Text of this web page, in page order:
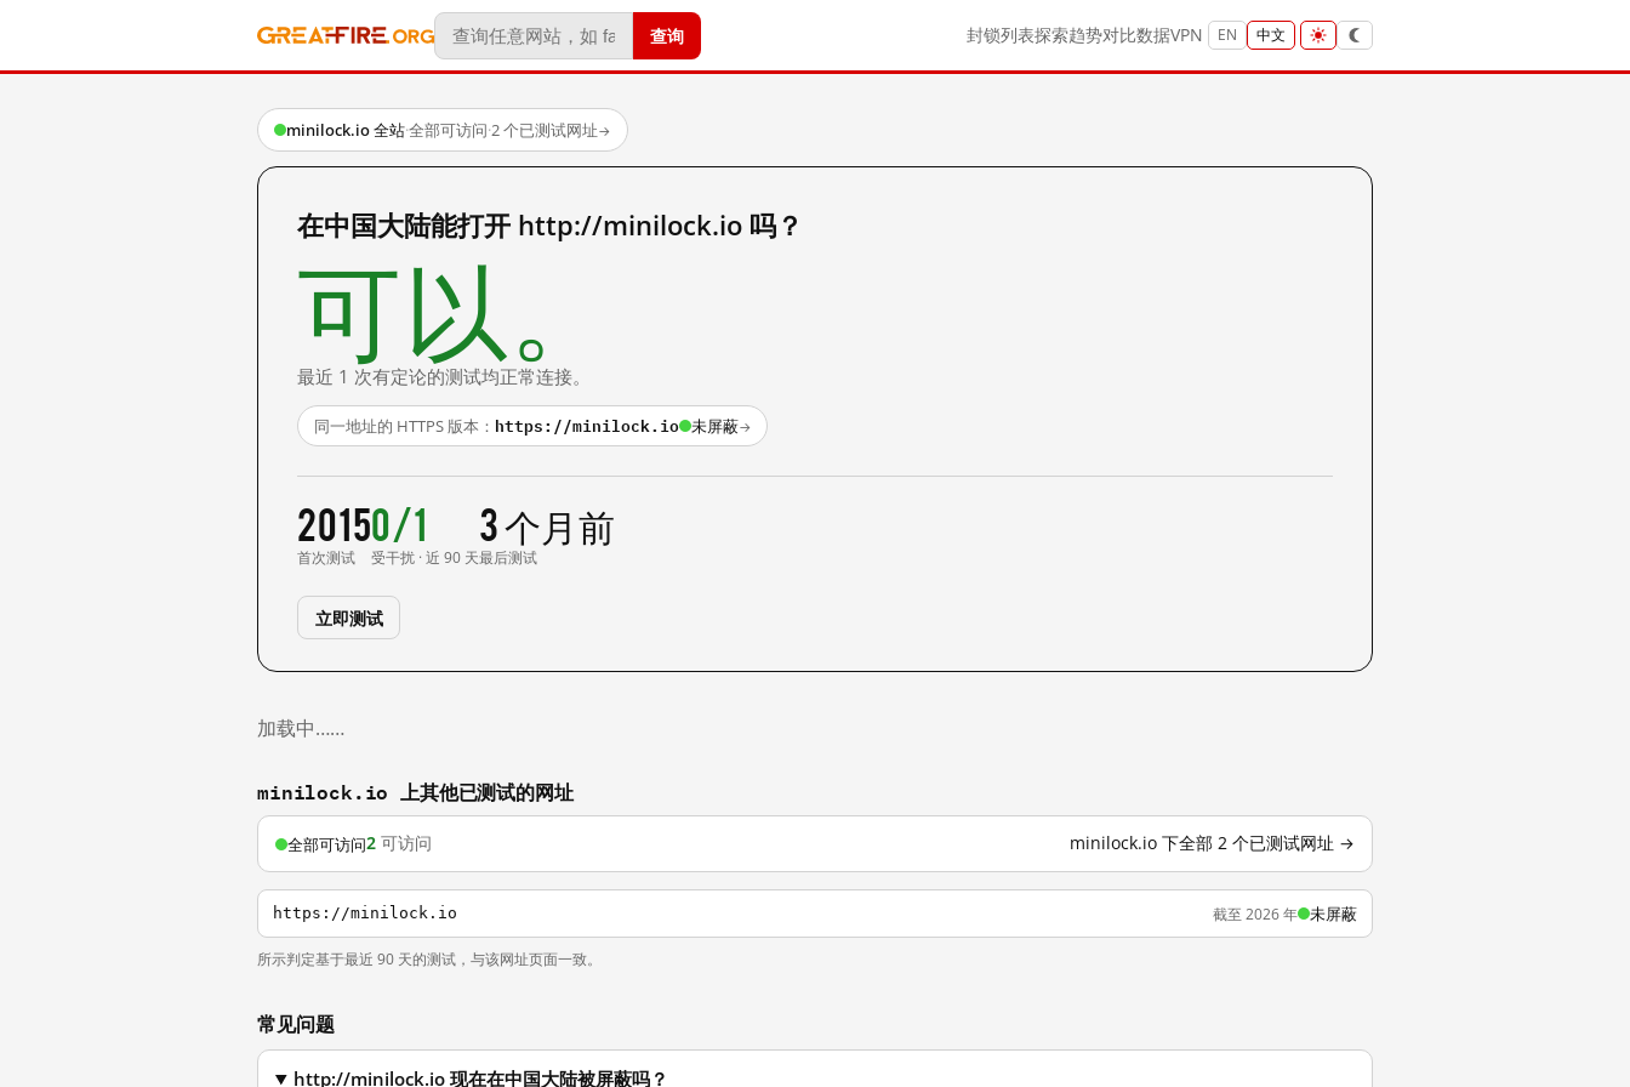
查询 封锁列表探索趋势对比数据VPN EN 中文
minilock.io 全站·全部可访问·2 个已测试网址→
在中国大陆能打开 http://minilock.io 吗？
可以。
最近 1 次有定论的测试均正常连接。
同一地址的 HTTPS 版本： https://minilock.io 未屏蔽→
2015
首次测试
0/1
受干扰 · 近 90 天
3 个月前
最后测试
立即测试
加载中……
minilock.io 上其他已测试的网址
全部可访问2 可访问 minilock.io 下全部 2 个已测试网址 →
https://minilock.io 截至 2026 年 未屏蔽
所示判定基于最近 90 天的测试，与该网址页面一致。
常见问题
http://minilock.io 现在在中国大陆被屏蔽吗？